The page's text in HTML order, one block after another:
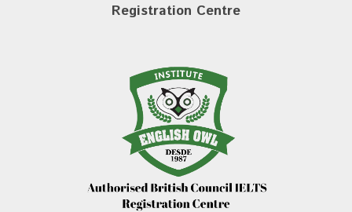
Registration Centre